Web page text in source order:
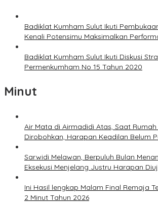
Badiklat Kumham Sulut Ikuti
Kenali Potensimu Maksimalkan
Badiklat Kumham Sulut Ikuti Diskusi
Permenkumham No 15 Tahun 2020
Minut
Air Mata di Airmadidi Atas, Saat
Dirobohkan, Harapan Keadilan Belum
Sarwidi Melawan, Berpuluh Bulan
Eksekusi Menjelang Justru Harapan
Ini Hasil lengkap Malam Final Remaja
2 Minut Tahun 2026